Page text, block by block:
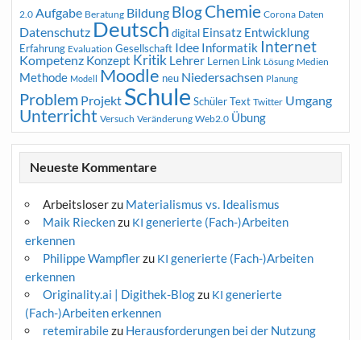
2.0 Aufgabe Beratung Bildung BlogChemie Corona Daten
Datenschutz Deutsch digital Einsatz Entwicklung
Erfahrung Evaluation Gesellschaft Idee Informatik Internet
Kompetenz Konzept Kritik Lehrer Lernen Link Lösung Medien
Methode Modell Moodle neu Niedersachsen Planung
Problem Projekt Schule Schüler Text Twitter Umgang
Unterricht Versuch Veränderung Web2.0 Übung
Neueste Kommentare
Arbeitsloserzu Materialismus vs. Idealismus
Maik Rieckenzu KI generierte (Fach-)Arbeiten
erkennen
Philippe Wampflerzu KI generierte (Fach-)Arbeiten
erkennen
Originality.ai | Digithek-Blogzu KI generierte
(Fach-)Arbeiten erkennen
retemirabilezu Herausforderungen bei der Nutzung